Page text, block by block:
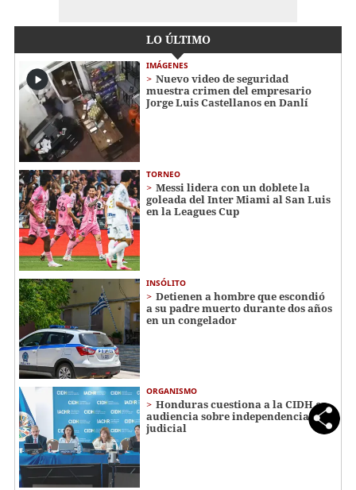
LO ÚLTIMO
IMÁGENES
Nuevo video de seguridad
muestra crimen del empresario
Jorge Luis Castellanos en Danlí
TORNEO
Messi lidera con un doblete la
goleada del Inter Miami al San Luis
en la Leagues Cup
INSÓLITO
Detienen a hombre que escondió
a su padre muerto durante dos años
en un congelador
ORGANISMO
Honduras cuestiona a la CIDH en
audiencia sobre independencia
judicial